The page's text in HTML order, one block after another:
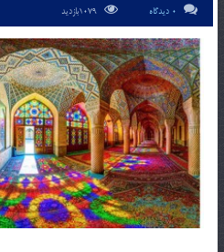
0 دیدگاه